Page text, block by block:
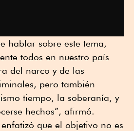
hablar sobre este tema,
todos en nuestro país
del narco y de las
pero también
tiempo, la soberanía, y
hechos”, afirmó.
que el objetivo no es